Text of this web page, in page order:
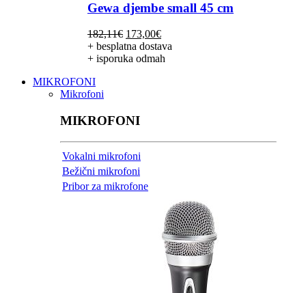
Gewa djembe small 45 cm
182,11€ Izvorna
cijena
bila
173,00€Trenutna
cijena
je:
+ besplatna dostava
+ isporuka odmah
MIKROFONI
Mikrofoni
MIKROFONI
Vokalni mikrofoni
Bežični mikrofoni
Pribor za mikrofone